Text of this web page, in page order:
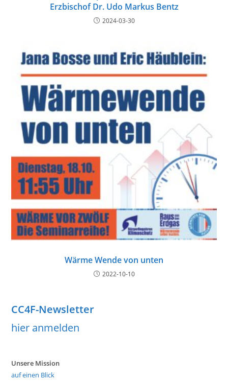
Erzbischof Dr. Udo Markus Bentz
2024-03-30
Wärme Wende von unten
2022-10-10
CC4F-Newsletter
hier anmelden
Unsere Mission
auf einen Blick